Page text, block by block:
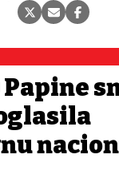
Papine